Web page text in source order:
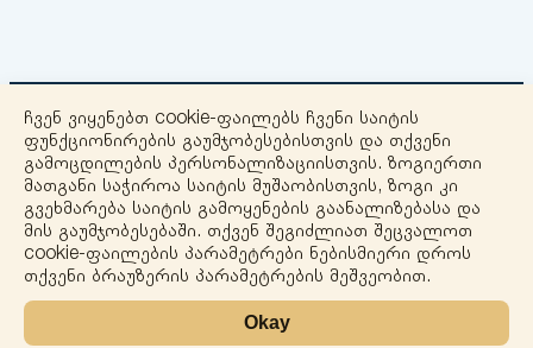
+
−
ჩვენ ვიყენებთ cookie-ფაილებს ჩვენი საიტის
ფუნქციონირების გაუმჯობესებისთვის და თქვენი
გამოცდილების პერსონალიზაციისთვის. ზოგიერთი
მათგანი საჭიროა საიტის მუშაობისთვის, ზოგი კი
გვეხმარება საიტის გამოყენების გაანალიზებასა და
მის გაუმჯობესებაში. თქვენ შეგიძლიათ შეცვალოთ
cookie-ფაილების პარამეტრები ნებისმიერი დროს
თქვენი ბრაუზერის პარამეტრების მეშვეობით.
Okay